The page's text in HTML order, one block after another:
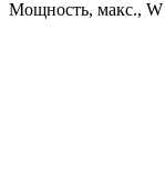
Мощность, макс., W